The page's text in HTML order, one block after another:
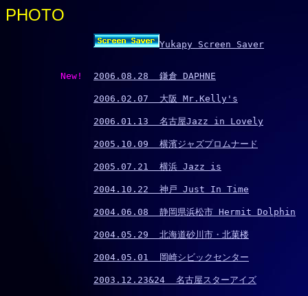
PHOTO
Yukapy Screen Saver
          New!
2006.08.28  鎌倉 DAPHNE
2006.02.07  大阪 Mr.Kelly's
2006.01.13  名古屋Jazz in Lovely
2005.10.09  横濱ジャズプロムナード
2005.07.21  横浜 Jazz is
2004.10.22  神戸 Just In Time
2004.06.08  静岡県浜松市 Hermit Dolphin
2004.05.29  北海道砂川市・北菓楼
2004.05.01  岡崎シビックセンター
2003.12.23&24  名古屋スターアイズ